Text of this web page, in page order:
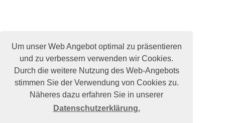
Um unser Web Angebot optimal zu präsentieren
und zu verbessern verwenden wir Cookies.
Durch die weitere Nutzung des Web-Angebots
stimmen Sie der Verwendung von Cookies zu.
Näheres dazu erfahren Sie in unserer
Datenschutzerklärung.